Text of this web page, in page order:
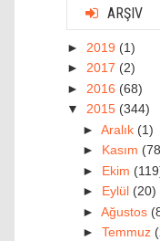
ARŞIV
► 2019 (1)
► 2017 (2)
► 2016 (68)
▼ 2015 (344)
► Aralık (1)
► Kasım
► Ekim
► Eylül (20)
► Ağustos
► Temmuz